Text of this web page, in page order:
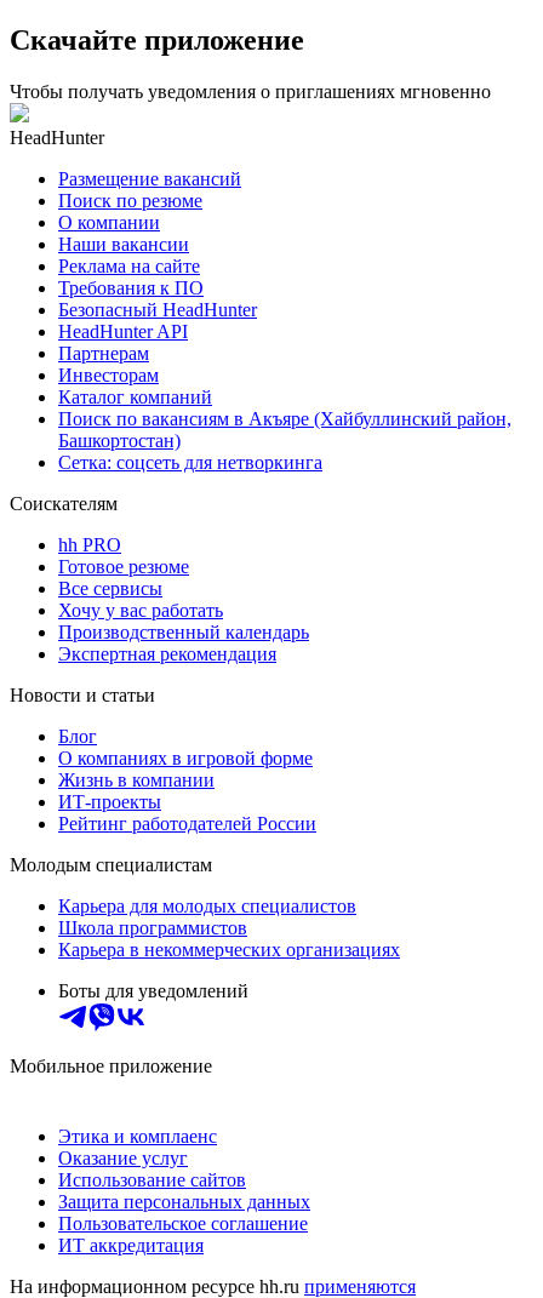
Скачайте приложение
Чтобы получать уведомления о приглашениях мгновенно
HeadHunter
Размещение вакансий
Поиск по резюме
О компании
Наши вакансии
Реклама на сайте
Требования к ПО
Безопасный HeadHunter
HeadHunter API
Партнерам
Инвесторам
Каталог компаний
Поиск по вакансиям в Акъяре (Хайбуллинский район,
Башкортостан)
Сетка: соцсеть для нетворкинга
Соискателям
hh PRO
Готовое резюме
Все сервисы
Хочу у вас работать
Производственный календарь
Экспертная рекомендация
Новости и статьи
Блог
О компаниях в игровой форме
Жизнь в компании
ИТ-проекты
Рейтинг работодателей России
Молодым специалистам
Карьера для молодых специалистов
Школа программистов
Карьера в некоммерческих организациях
Боты для уведомлений
Мобильное приложение
Этика и комплаенс
Оказание услуг
Использование сайтов
Защита персональных данных
Пользовательское соглашение
ИТ аккредитация
На информационном ресурсе hh.ru применяются